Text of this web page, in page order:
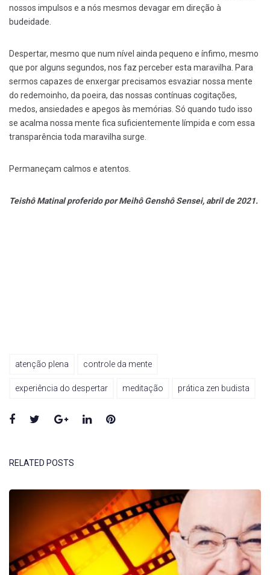
nossos impulsos e a nós mesmos devagar em direção à
budeidade.
Despertar, mesmo que num nível ainda pequeno e ínfimo, mesmo
que por alguns segundos, nos faz perceber esta maravilha. Para
sermos capazes de enxergar precisamos esvaziar nossa mente
do redemoinho, da poeira, das nossas contínuas cogitações,
medos, ansiedades e apegos às memórias. Só quando tudo isso
se acalma nossa mente fica suficientemente límpida e com essa
transparência toda maravilha surge.
Permaneçam calmos e atentos.
Teishô Matinal proferido por Meihô Genshô Sensei, abril de 2021.
atenção plena controle da mente
experiência do despertar meditação prática zen budista
Facebook
TwitterGoogle+LinkedInPinterest
RELATED POSTS